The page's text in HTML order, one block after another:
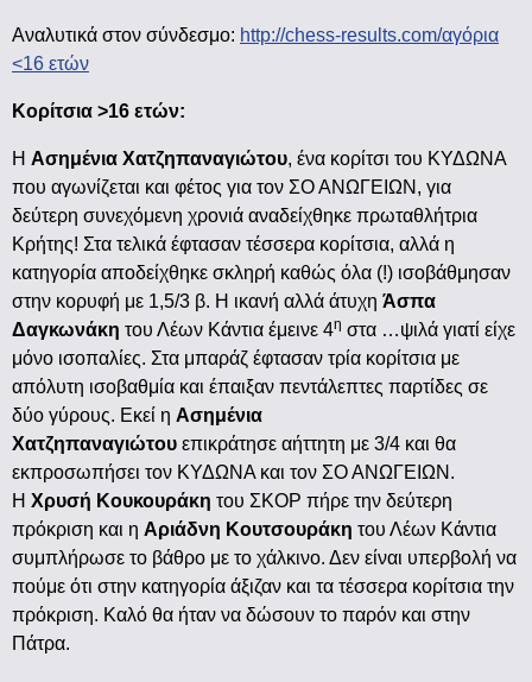
Αναλυτικά στον σύνδεσμο: http://chess-results.com/αγόρια
<16 ετών
Κορίτσια >16 ετών:
Η Ασημένια Χατζηπαναγιώτου, ένα κορίτσι του ΚΥΔΩΝΑ
που αγωνίζεται και φέτος για τον ΣΟ ΑΝΩΓΕΙΩΝ, για
δεύτερη συνεχόμενη χρονιά αναδείχθηκε πρωταθλήτρια
Κρήτης! Στα τελικά έφτασαν τέσσερα κορίτσια, αλλά η
κατηγορία αποδείχθηκε σκληρή καθώς όλα (!) ισοβάθμησαν
στην κορυφή με 1,5/3 β. Η ικανή αλλά άτυχη Άσπα
Δαγκωνάκη του Λέων Κάντια έμεινε 4η στα …ψιλά γιατί είχε
μόνο ισοπαλίες. Στα μπαράζ έφτασαν τρία κορίτσια με
απόλυτη ισοβαθμία και έπαιξαν πεντάλεπτες παρτίδες σε
δύο γύρους. Εκεί η Ασημένια
Χατζηπαναγιώτου επικράτησε αήττητη με 3/4 και θα
εκπροσωπήσει τον ΚΥΔΩΝΑ και τον ΣΟ ΑΝΩΓΕΙΩΝ.
Η Χρυσή Κουκουράκη του ΣΚΟΡ πήρε την δεύτερη
πρόκριση και η Αριάδνη Κουτσουράκη του Λέων Κάντια
συμπλήρωσε το βάθρο με το χάλκινο. Δεν είναι υπερβολή να
πούμε ότι στην κατηγορία άξιζαν και τα τέσσερα κορίτσια την
πρόκριση. Καλό θα ήταν να δώσουν το παρόν και στην
Πάτρα.